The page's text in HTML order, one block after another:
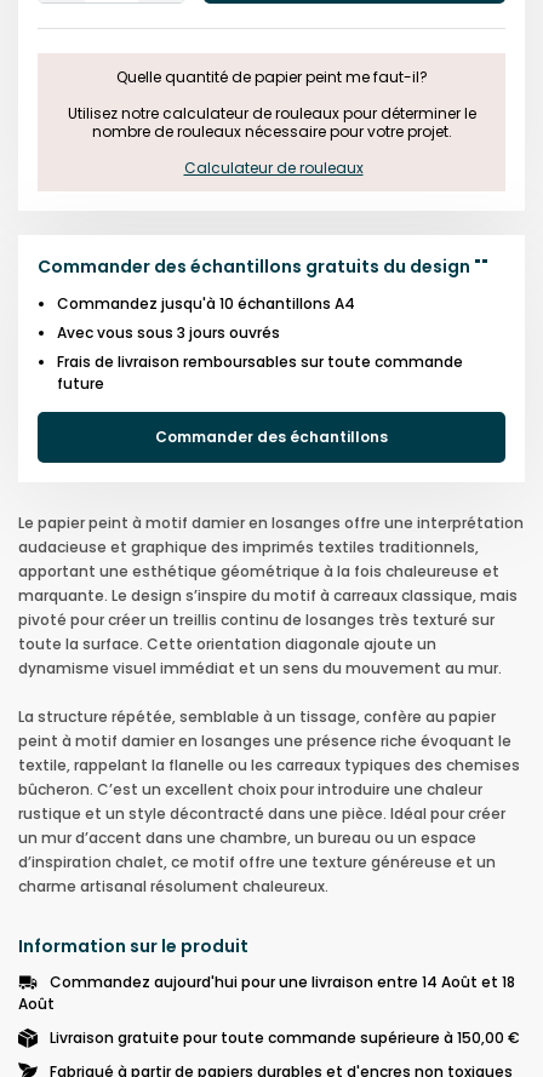
One
One
Quelle quantité de papier peint me faut-il?
Utilisez notre calculateur de rouleaux pour déterminer le
nombre de rouleaux nécessaire pour votre projet.
Calculateur de rouleaux
Commander des échantillons gratuits du design ""
Commandez jusqu'à 10 échantillons A4
Avec vous sous 3 jours ouvrés
Frais de livraison remboursables sur toute commande
future
Commander des échantillons
Le papier peint à motif damier en losanges offre une interprétation
audacieuse et graphique des imprimés textiles traditionnels,
apportant une esthétique géométrique à la fois chaleureuse et
marquante. Le design s’inspire du motif à carreaux classique, mais
pivoté pour créer un treillis continu de losanges très texturé sur
toute la surface. Cette orientation diagonale ajoute un
dynamisme visuel immédiat et un sens du mouvement au mur.
La structure répétée, semblable à un tissage, confère au papier
peint à motif damier en losanges une présence riche évoquant le
textile, rappelant la flanelle ou les carreaux typiques des chemises
bûcheron. C’est un excellent choix pour introduire une chaleur
rustique et un style décontracté dans une pièce. Idéal pour créer
un mur d’accent dans une chambre, un bureau ou un espace
d’inspiration chalet, ce motif offre une texture généreuse et un
charme artisanal résolument chaleureux.
Information sur le produit
Commandez aujourd'hui pour une livraison entre 14 Août et 18
Août
Livraison gratuite pour toute commande supérieure à 150,00 €
Fabriqué à partir de papiers durables et d'encres non toxiques